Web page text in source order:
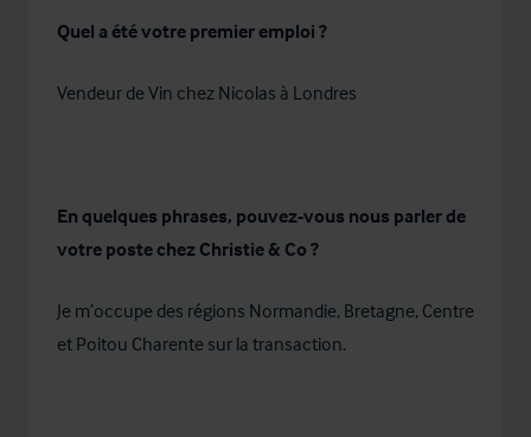
Quel a été votre premier emploi ?
Vendeur de Vin chez Nicolas à Londres
En quelques phrases, pouvez-vous nous parler de
votre poste chez Christie & Co ?
Je m’occupe des régions Normandie, Bretagne, Centre
et Poitou Charente sur la transaction.